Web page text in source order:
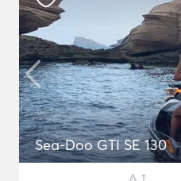
Sea-Doo GTI SE 130